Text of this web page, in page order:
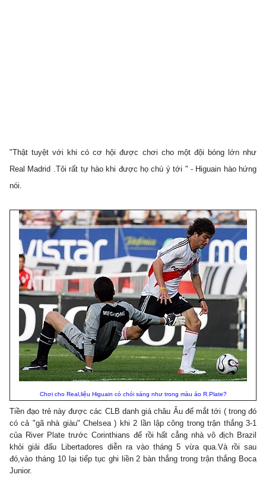
"Thật tuyệt với khi có cơ hội được chơi cho một đội bóng lớn như
Real Madrid .Tôi rất tự hào khi được họ chú ý tới " - Higuain hào hứng
nói.
Chơi cho Real,liệu Higuain có chói sáng như trong màu áo R.Plate?
Tiền đạo trẻ này được các CLB danh giá châu Âu để mắt tới ( trong đó
có cả "gã nhà giàu" Chelsea ) khi 2 lần lập công trong trận thắng 3-1
của River Plate trước Corinthians để rồi hất cẳng nhà vô địch Brazil
khỏi giải đấu Libertadores diễn ra vào tháng 5 vừa qua.Và rồi sau
đó,vào tháng 10 lại tiếp tục ghi liền 2 bàn thắng trong trận thắng Boca
Junior.